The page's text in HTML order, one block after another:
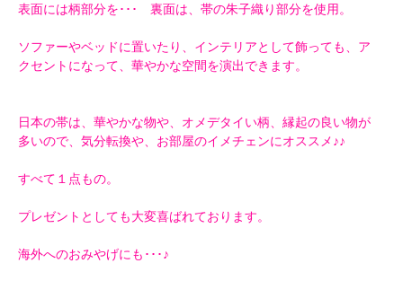
表面には柄部分を･･･ 裏面は、帯の朱子織り部分を使用。
ソファーやベッドに置いたり、インテリアとして飾っても、ア
クセントになって、華やかな空間を演出できます。
日本の帯は、華やかな物や、オメデタイい柄、縁起の良い物が
多いので、気分転換や、お部屋のイメチェンにオススメ♪♪
すべて１点もの。
プレゼントとしても大変喜ばれております。
海外へのおみやげにも･･･♪